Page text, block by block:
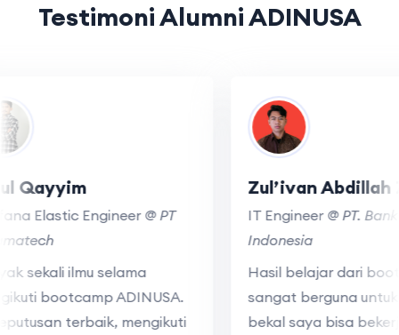
Testimoni Alumni ADINUSA
Qayyim
Elastic Engineer@ PT
sekali ilmu selama
bootcamp ADINUSA.
keputusan terbaik, mengikuti
Zul’ivan
IT Engineer @ PT.
Indonesia
Hasil belajar dari
sangat berguna
bekal saya bisa